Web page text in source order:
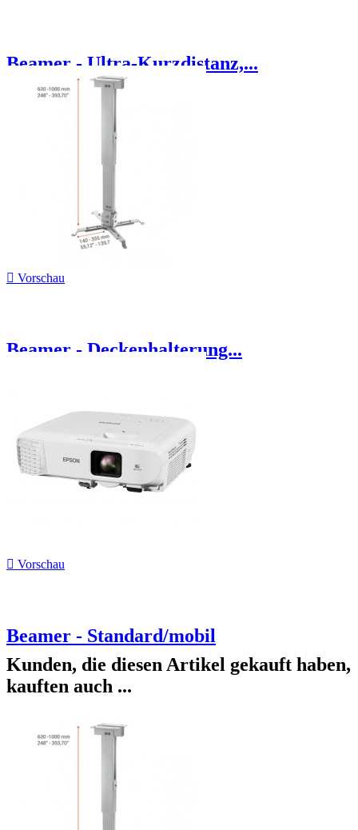
Beamer - Ultra-Kurzdistanz,...
 Vorschau
Beamer - Deckenhalterung...
 Vorschau
Beamer - Standard/mobil
Kunden, die diesen Artikel gekauft haben,
kauften auch ...